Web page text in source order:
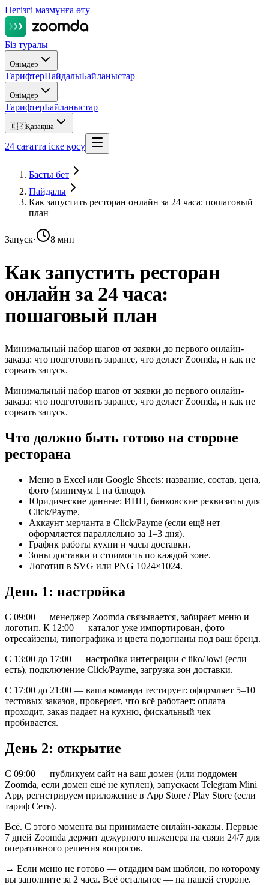
Негізгі мазмұнға өту
Біз туралы
Өнімдер
ТарифтерПайдалыБайланыстар
Өнімдер
ТарифтерБайланыстар
🇰🇿Қазақша
24 сағатта іске қосу
Басты бет
Пайдалы
Как запустить ресторан онлайн за 24 часа: пошаговый
план
Запуск· 8 мин
Как запустить ресторан
онлайн за 24 часа:
пошаговый план
Минимальный набор шагов от заявки до первого онлайн-
заказа: что подготовить заранее, что делает Zoomda, и как не
сорвать запуск.
Минимальный набор шагов от заявки до первого онлайн-
заказа: что подготовить заранее, что делает Zoomda, и как не
сорвать запуск.
Что должно быть готово на стороне
ресторана
Меню в Excel или Google Sheets: название, состав, цена,
фото (минимум 1 на блюдо).
Юридические данные: ИНН, банковские реквизиты для
Click/Payme.
Аккаунт мерчанта в Click/Payme (если ещё нет —
оформляется параллельно за 1–3 дня).
График работы кухни и часы доставки.
Зоны доставки и стоимость по каждой зоне.
Логотип в SVG или PNG 1024×1024.
День 1: настройка
С 09:00 — менеджер Zoomda связывается, забирает меню и
логотип. К 12:00 — каталог уже импортирован, фото
отресайзены, типографика и цвета подогнаны под ваш бренд.
С 13:00 до 17:00 — настройка интеграции с iiko/Jowi (если
есть), подключение Click/Payme, загрузка зон доставки.
С 17:00 до 21:00 — ваша команда тестирует: оформляет 5–10
тестовых заказов, проверяет, что всё работает: оплата
проходит, заказ падает на кухню, фискальный чек
пробивается.
День 2: открытие
С 09:00 — публикуем сайт на ваш домен (или поддомен
Zoomda, если домен ещё не куплен), запускаем Telegram Mini
App, регистрируем приложение в App Store / Play Store (если
тариф Сеть).
Всё. С этого момента вы принимаете онлайн-заказы. Первые
7 дней Zoomda держит дежурного инженера на связи 24/7 для
оперативного решения вопросов.
→ Если меню не готово — отдадим вам шаблон, по которому
вы заполните за 2 часа. Всё остальное — на нашей стороне.